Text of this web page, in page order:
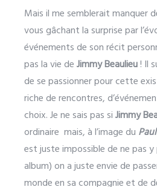
Mais il me semblerait manquer
vous gâchant la surprise par
événements de son récit
pas la vie deJimmy Beaulieu! Il
de se passionner pour cette
riche de rencontres,
choix. Je ne sais pas siJimmy
ordinaire mais, à l’image du Paul
est juste impossible de ne pas
album) on a juste envie de
monde en sa compagnie et de